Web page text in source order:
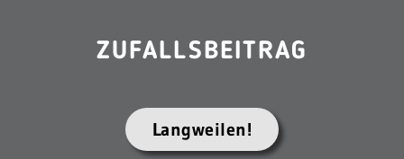
ZUFALLSBEITRAG
Langweilen!